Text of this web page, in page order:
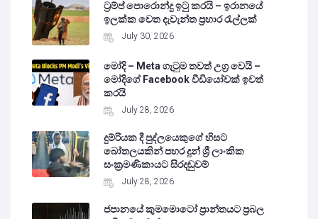
ට්‍රම්ප් පොරොන්දු ඉටු කරයි – ඉරානයේ
ඉලක්ක වෙත දැවැන්ත ප්‍රහාර රැල්ලක්
July 30, 2026
මෝදි – Meta ගැටුම තවත් උග්‍ර වෙයි –
මෝදිගේ Facebook වීඩියෝවක් ඉවත්
කරයි
July 28, 2026
දුම්රියක දී පුද්ලයෙකුගේ හිසට
බෝතලයකින් පහර දුන් ශ්‍රී ලාංකික
සංක්‍රමණිකායට සිරදඬුවම්
July 28, 2026
ජපානයේ කුමමොටෝ ප්‍රාන්තයට ප්‍රබල